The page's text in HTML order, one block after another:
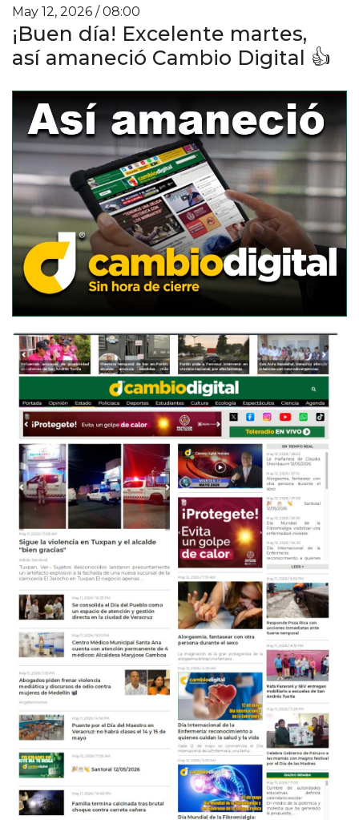
May 12, 2026 / 08:00
¡Buen día! Excelente martes,
así amaneció Cambio Digital 👍